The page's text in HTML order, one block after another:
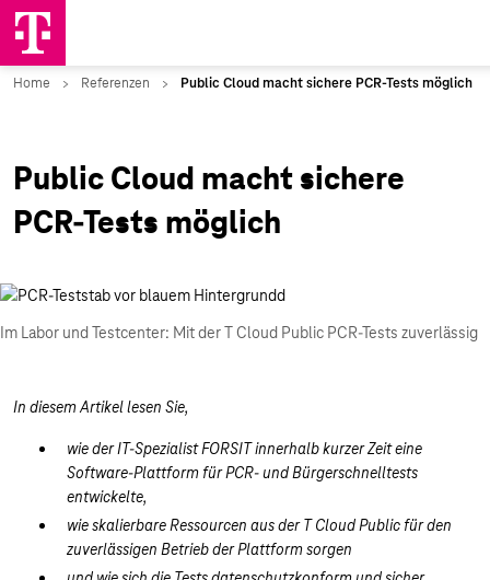
Public Cloud macht sichere
PCR-Tests möglich
Im Labor und Testcenter: Mit der T Cloud Public PCR-Tests zuverlässig
In diesem Artikel lesen Sie,
wie der IT-Spezialist FORSIT innerhalb kurzer Zeit eine
Software-Plattform für PCR- und Bürgerschnelltests
entwickelte,
wie skalierbare Ressourcen aus der T Cloud Public für den
zuverlässigen Betrieb der Plattform sorgen